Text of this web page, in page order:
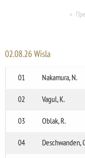
02.08.26 Wisla
01
Nakamura, N.
02 Vagul, K.
03 Oblak, R.
04 Deschwanden,